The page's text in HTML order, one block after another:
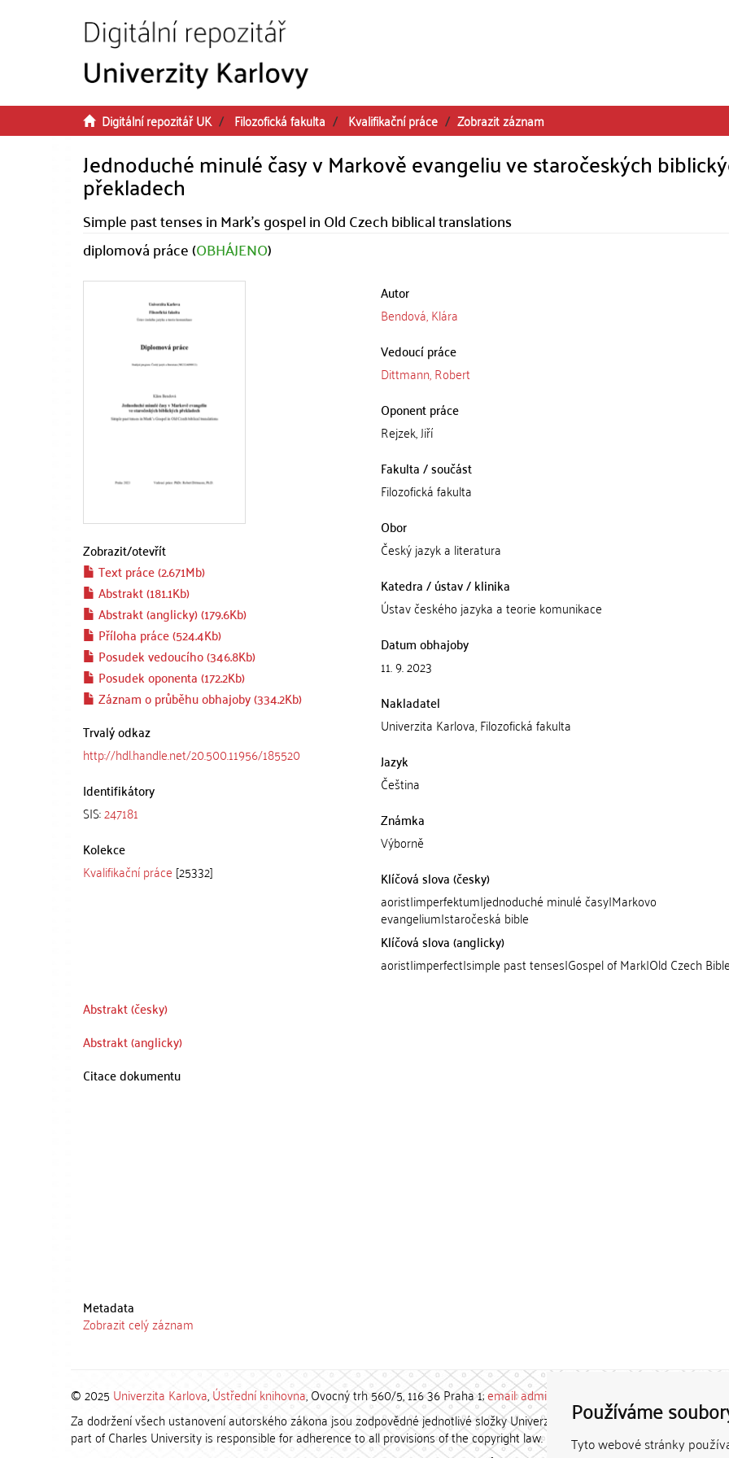
Používáme
Tyto webové stránky
Digitální repozitář UK Filozofická fakulta Kvalifikační práce Zobrazit záznam
Jednoduché minulé časy v Markově evangeliu ve staročeských
překladech
Simple past tenses in Mark's gospel in Old Czech biblical translations
diplomová práce (OBHÁJENO)
Zobrazit/otevřít
Text práce (2.671Mb)
Abstrakt (181.1Kb)
Abstrakt (anglicky) (179.6Kb)
Příloha práce (524.4Kb)
Posudek vedoucího (346.8Kb)
Posudek oponenta (172.2Kb)
Záznam o průběhu obhajoby (334.2Kb)
Trvalý odkaz
http://hdl.handle.net/20.500.11956/185520
Identifikátory
SIS:247181
Kolekce
Kvalifikační práce [25332]
Autor
Bendová, Klára
Vedoucí práce
Dittmann, Robert
Oponent práce
Rejzek, Jiří
Fakulta / součást
Filozofická fakulta
Obor
Český jazyk a literatura
Katedra / ústav / klinika
Ústav českého jazyka a teorie komunikace
Datum obhajoby
11. 9. 2023
Nakladatel
Univerzita Karlova, Filozofická fakulta
Jazyk
Čeština
Známka
Výborně
Klíčová slova (česky)
aorist|imperfektum|jednoduché minulé časy|Markovo
evangelium|staročeská bible
Klíčová slova (anglicky)
aorist|imperfect|simple past tenses|Gospel of Mark|Old Czech
Abstrakt (česky)
Abstrakt (anglicky)
Citace dokumentu
Metadata
Zobrazit celý záznam
© 2025 Univerzita Karlova,Ústřední knihovna, Ovocný trh 560/5, 116 36 Praha 1;email: admin-repozitar [at] cuni.cz
Za dodržení všech ustanovení autorského zákona jsou zodpovědné jednotlivé složky Univerzity Karlovy. / Each constituent
part of Charles University is responsible for adherence to all provisions of the copyright law.